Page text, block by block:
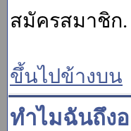
สมัครสมาชิก.
ขึ้นไปข้างบน
ทำไมฉันถึง